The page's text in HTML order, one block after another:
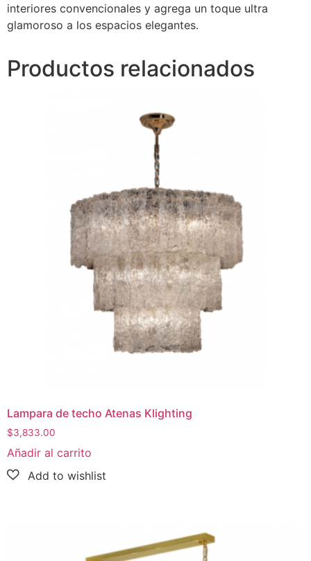
interiores convencionales y agrega un toque ultra
glamoroso a los espacios elegantes.
Productos relacionados
Lampara de techo Atenas Klighting
$3,833.00
Añadir al carrito